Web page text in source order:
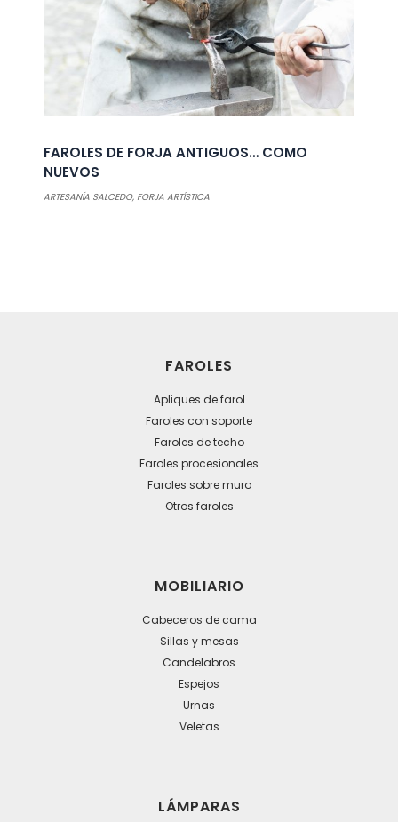
FAROLES DE FORJA ANTIGUOS… COMO
NUEVOS
ARTESANÍA SALCEDO, FORJA ARTÍSTICA
FAROLES
Apliques de farol
Faroles con soporte
Faroles de techo
Faroles procesionales
Faroles sobre muro
Otros faroles
MOBILIARIO
Cabeceros de cama
Sillas y mesas
Candelabros
Espejos
Urnas
Veletas
LÁMPARAS